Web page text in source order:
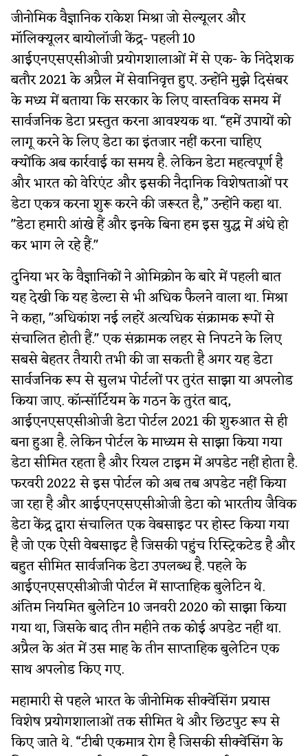
जीनोमिक वैज्ञानिक राकेश मिश्रा जो सेल्यूलर और
मॉलिक्यूलर बायोलॉजी केंद्र- पहली 10
आईएनएसएसीओजी प्रयोगशालाओं में से एक- के निदेशक
बतौर 2021 के अप्रैल में सेवानिवृत्त हुए. उन्होंने मुझे दिसंबर
के मध्य में बताया कि सरकार के लिए वास्तविक समय में
सार्वजनिक डेटा प्रस्तुत करना आवश्यक था. “हमें उपायों को
लागू करने के लिए डेटा का इंतजार नहीं करना चाहिए
क्योंकि अब कार्रवाई का समय है. लेकिन डेटा महत्वपूर्ण है
और भारत को वेरिएंट और इसकी नैदानिक विशेषताओं पर
डेटा एकत्र करना शुरू करने की जरूरत है,” उन्होंने कहा था.
"डेटा हमारी आंखे हैं और इनके बिना हम इस युद्ध में अंधे हो
कर भाग ले रहे हैं."
दुनिया भर के वैज्ञानिकों ने ओमिक्रोन के बारे में पहली बात
यह देखी कि यह डेल्टा से भी अधिक फैलने वाला था. मिश्रा
ने कहा, "अधिकांश नई लहरें अत्यधिक संक्रामक रूपों से
संचालित होती हैं." एक संक्रामक लहर से निपटने के लिए
सबसे बेहतर तैयारी तभी की जा सकती है अगर यह डेटा
सार्वजनिक रूप से सुलभ पोर्टलों पर तुरंत साझा या अपलोड
किया जाए. कॉन्सॉर्टियम के गठन के तुरंत बाद,
आईएनएसएसीओजी डेटा पोर्टल 2021 की शुरुआत से ही
बना हुआ है. लेकिन पोर्टल के माध्यम से साझा किया गया
डेटा सीमित रहता है और रियल टाइम में अपडेट नहीं होता है.
फरवरी 2022 से इस पोर्टल को अब तब अपडेट नहीं किया
जा रहा है और आईएनएसएसीओजी डेटा को भारतीय जैविक
डेटा केंद्र द्वारा संचालित एक वेबसाइट पर होस्ट किया गया
है जो एक ऐसी वेबसाइट है जिसकी पहुंच रिस्ट्रिकटेड है और
बहुत सीमित सार्वजनिक डेटा उपलब्ध है. पहले के
आईएनएसएसीओजी पोर्टल में साप्ताहिक बुलेटिन थे.
अंतिम नियमित बुलेटिन 10 जनवरी 2020 को साझा किया
गया था, जिसके बाद तीन महीने तक कोई अपडेट नहीं था.
अप्रैल के अंत में उस माह के तीन साप्ताहिक बुलेटिन एक
साथ अपलोड किए गए.
महामारी से पहले भारत के जीनोमिक सीक्वेंसिंग प्रयास
विशेष प्रयोगशालाओं तक सीमित थे और छिटपुट रूप से
किए जाते थे. “टीबी एकमात्र रोग है जिसकी सीक्वेंसिंग के